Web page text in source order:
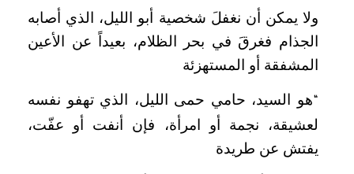
ولا يمكن أن نغفلَ شخصية أبو الليل، الذي أصابه
الجذام فغرقَ في بحر الظلام، بعيداً عن الأعين
المشفقة أو المستهزئة
هو السيد، حامي حمى الليل، الذي تهفو نفسه
لعشيقة، نجمة أو امرأة، فإن أنفت أو عفّت،
يفتش عن طريدة